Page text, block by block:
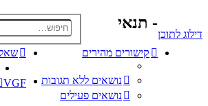
דילוג לתוכן
קישורים מהירים
נושאים ללא תגובות
נושאים פעילים
VGF
- תנאי